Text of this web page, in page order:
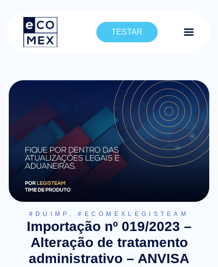
TESTAR
#DUIMP ,#ECOMEXLEGISTEAM
Importação nº 019/2023 –
Alteração de tratamento
administrativo – ANVISA